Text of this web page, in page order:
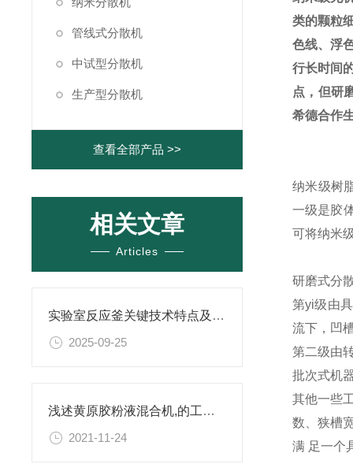
管线式分散机
中试型分散机
生产型分散机
查看全部产品 >>
相关文章
Articles
实验室反应釜关键技术特点及应用场景
2025-09-25
浅述黄原胶粉液混合机,的工作原理
2021-11-24
类的颗粒
色线、浮
行长时间
点，但研
希德合作
纳米级树
一级是胶
可将纳米
研磨式分
第yi级由
流下，凹
第二级由
批次式机
其他一些
数、狭槽
满 足一个